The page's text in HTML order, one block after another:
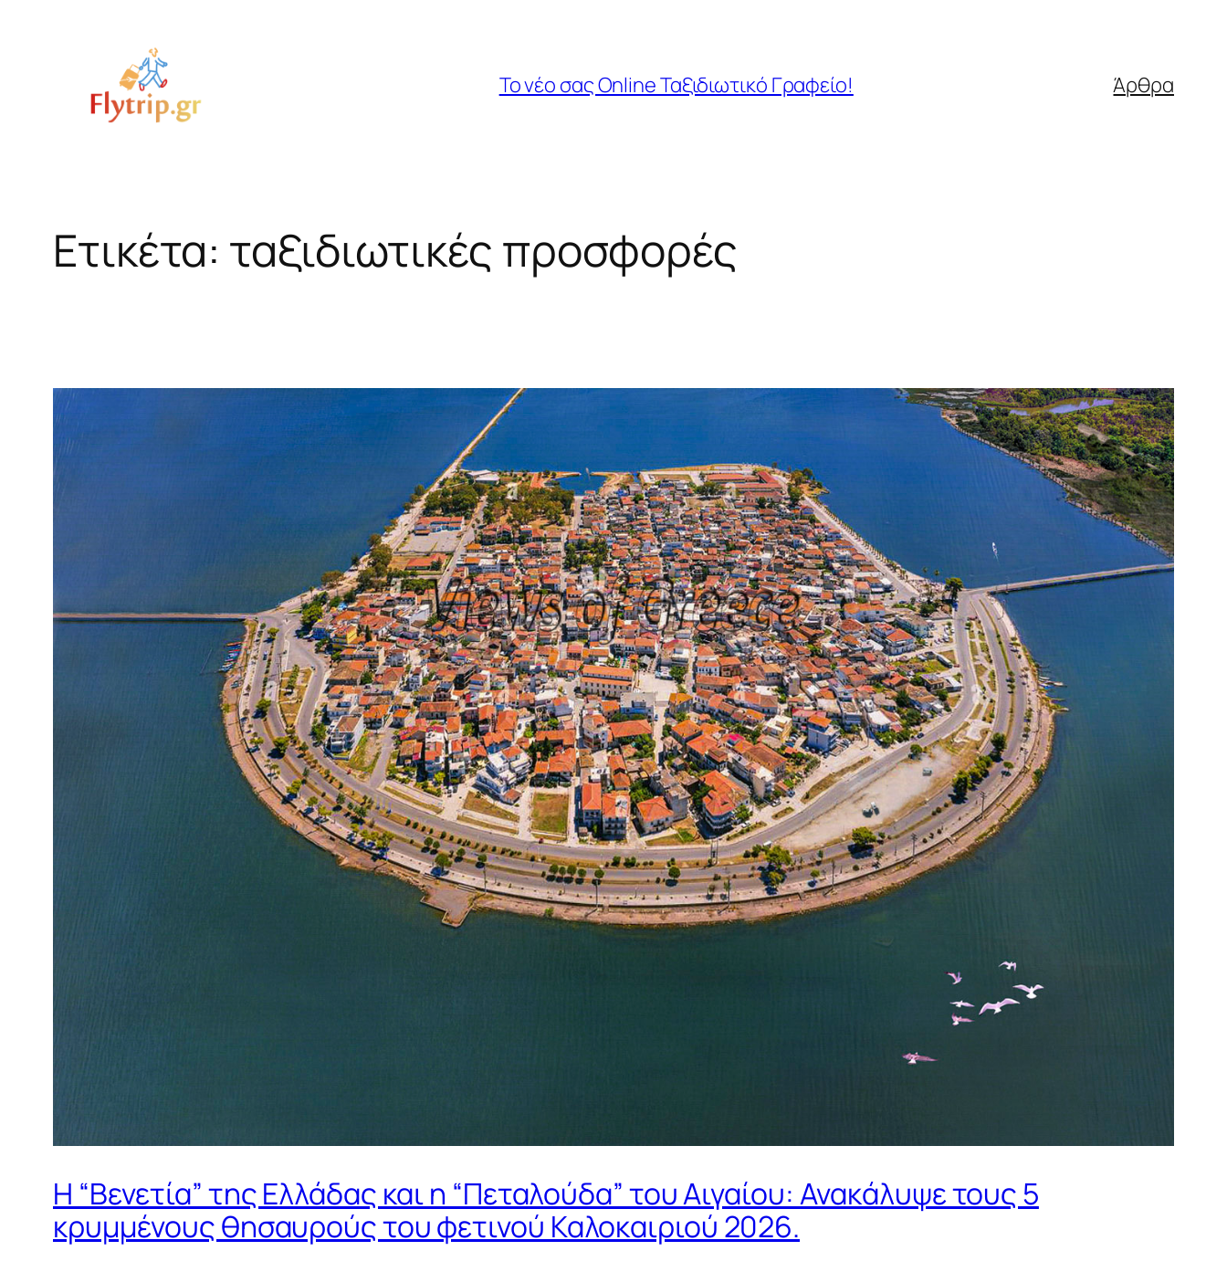
περιεχόμενο
Το νέο σας Online Ταξιδιωτικό Γραφείο! Άρθρα
Ετικέτα: ταξιδιωτικές προσφορές
Η “Βενετία” της Ελλάδας και η “Πεταλούδα” του Αιγαίου: Ανακάλυψε τους 5
κρυμμένους θησαυρούς του φετινού Καλοκαιριού 2026.